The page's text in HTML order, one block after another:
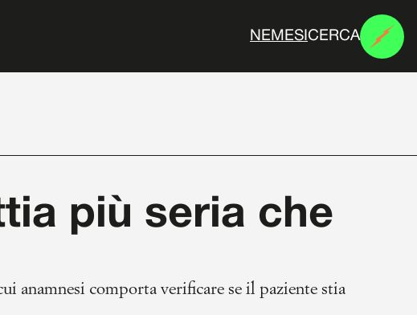
N E M ES CERCA
più seria che
anamnesi comporta verificare se il paziente stia